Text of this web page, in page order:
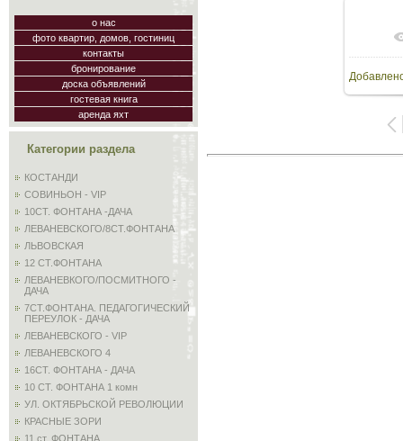
о нас
фото квартир, домов, гостиниц
контакты
бронирование
доска объявлений
гостевая книга
аренда яхт
Категории раздела
КОСТАНДИ
СОВИНЬОН - VIP
10СТ. ФОНТАНА -ДАЧА
ЛЕВАНЕВСКОГО/8СТ.ФОНТАНА
ЛЬВОВСКАЯ
12 СТ.ФОНТАНА
ЛЕВАНЕВКОГО/ПОСМИТНОГО -
ДАЧА
7СТ.ФОНТАНА. ПЕДАГОГИЧЕСКИЙ
ПЕРЕУЛОК - ДАЧА
ЛЕВАНЕВСКОГО - VIP
ЛЕВАНЕВСКОГО 4
16СТ. ФОНТАНА - ДАЧА
10 СТ. ФОНТАНА 1 комн
УЛ. ОКТЯБРЬСКОЙ РЕВОЛЮЦИИ
КРАСНЫЕ ЗОРИ
11 ст. ФОНТАНА